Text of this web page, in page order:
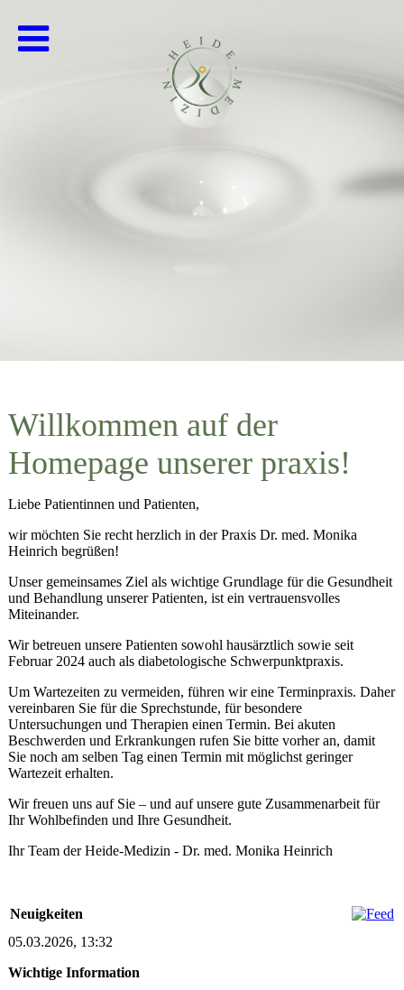
Willkommen auf der
Homepage unserer praxis!
Liebe Patientinnen und Patienten,
wir möchten Sie recht herzlich in der Praxis Dr. med. Monika
Heinrich begrüßen!
Unser gemeinsames Ziel als wichtige Grundlage für die Gesundheit
und Behandlung unserer Patienten, ist ein vertrauensvolles
Miteinander.
Wir betreuen unsere Patienten sowohl hausärztlich sowie seit
Februar 2024 auch als diabetologische Schwerpunktpraxis.
Um Wartezeiten zu vermeiden, führen wir eine Terminpraxis. Daher
vereinbaren Sie für die Sprechstunde, für besondere
Untersuchungen und Therapien einen Termin. Bei akuten
Beschwerden und Erkrankungen rufen Sie bitte vorher an, damit
Sie noch am selben Tag einen Termin mit möglichst geringer
Wartezeit erhalten.
Wir freuen uns auf Sie – und auf unsere gute Zusammenarbeit für
Ihr Wohlbefinden und Ihre Gesundheit.
Ihr Team der Heide-Medizin - Dr. med. Monika Heinrich
Neuigkeiten
05.03.2026, 13:32
Wichtige Information